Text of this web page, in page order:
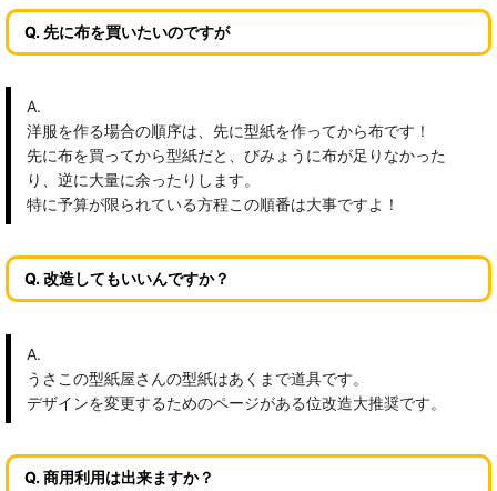
Q. 先に布を買いたいのですが
A.
洋服を作る場合の順序は、先に型紙を作ってから布です！
先に布を買ってから型紙だと、びみょうに布が足りなかった
り、逆に大量に余ったりします。
特に予算が限られている方程この順番は大事ですよ！
Q. 改造してもいいんですか？
A.
うさこの型紙屋さんの型紙はあくまで道具です。
デザインを変更するためのページがある位改造大推奨です。
Q. 商用利用は出来ますか？